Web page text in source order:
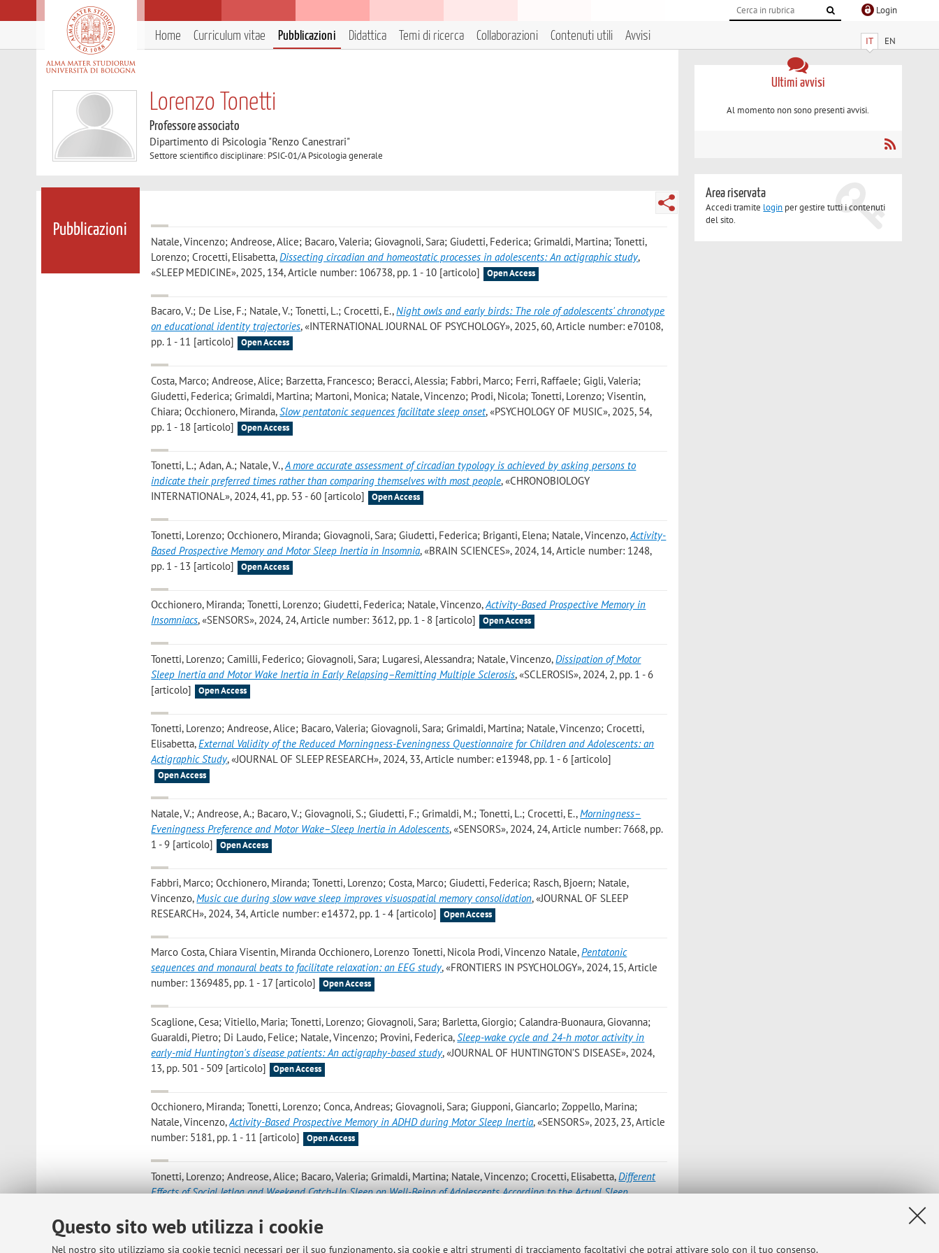
Questo sito web utilizza i cookie
Nel nostro sito utilizziamo sia cookie tecnici necessari per il suo funzionamento, sia cookie e altri strumenti di tracciamento facoltativi che potrai attivare solo con il tuo consenso.
Login
IT EN
Home Curriculum vitae Pubblicazioni Didattica Temi di ricerca Collaborazioni Contenuti utili Avvisi
Lorenzo Tonetti
Professore associato
Dipartimento di Psicologia "Renzo Canestrari"
Settore scientifico disciplinare: PSIC-01/A Psicologia generale
Pubblicazioni
Natale, Vincenzo; Andreose, Alice; Bacaro, Valeria; Giovagnoli, Sara; Giudetti, Federica; Grimaldi, Martina; Tonetti,
Lorenzo; Crocetti, Elisabetta,Dissecting circadian and homeostatic processes in adolescents: An actigraphic study,
«SLEEP MEDICINE», 2025, 134, Article number: 106738, pp. 1 - 10 [articolo]
Open Access
Bacaro, V.; De Lise, F.; Natale, V.; Tonetti, L.; Crocetti, E.,Night owls and early birds: The role of adolescents' chronotype
on educational identity trajectories, «INTERNATIONAL JOURNAL OF PSYCHOLOGY», 2025, 60, Article number: e70108,
pp. 1 - 11 [articolo]
Open Access
Costa, Marco; Andreose, Alice; Barzetta, Francesco; Beracci, Alessia; Fabbri, Marco; Ferri, Raffaele; Gigli, Valeria;
Giudetti, Federica; Grimaldi, Martina; Martoni, Monica; Natale, Vincenzo; Prodi, Nicola; Tonetti, Lorenzo; Visentin,
Chiara; Occhionero, Miranda,Slow pentatonic sequences facilitate sleep onset, «PSYCHOLOGY OF MUSIC», 2025, 54,
pp. 1 - 18 [articolo]
Open Access
Tonetti, L.; Adan, A.; Natale, V.,A more accurate assessment of circadian typology is achieved by asking persons to
indicate their preferred times rather than comparing themselves with most people, «CHRONOBIOLOGY
INTERNATIONAL», 2024, 41, pp. 53 - 60 [articolo]
Open Access
Tonetti, Lorenzo; Occhionero, Miranda; Giovagnoli, Sara; Giudetti, Federica; Briganti, Elena; Natale, Vincenzo,Activity-
Based Prospective Memory and Motor Sleep Inertia in Insomnia, «BRAIN SCIENCES», 2024, 14, Article number: 1248,
pp. 1 - 13 [articolo]
Open Access
Occhionero, Miranda; Tonetti, Lorenzo; Giudetti, Federica; Natale, Vincenzo,Activity-Based Prospective Memory in
Insomniacs, «SENSORS», 2024, 24, Article number: 3612, pp. 1 - 8 [articolo] Open Access
Tonetti, Lorenzo; Camilli, Federico; Giovagnoli, Sara; Lugaresi, Alessandra; Natale, Vincenzo,Dissipation of Motor
Sleep Inertia and Motor Wake Inertia in Early Relapsing–Remitting Multiple Sclerosis, «SCLEROSIS», 2024, 2, pp. 1 - 6
[articolo]
Open Access
Tonetti, Lorenzo; Andreose, Alice; Bacaro, Valeria; Giovagnoli, Sara; Grimaldi, Martina; Natale, Vincenzo; Crocetti,
Elisabetta,External Validity of the Reduced Morningness-Eveningness Questionnaire for Children and Adolescents: an
Actigraphic Study, «JOURNAL OF SLEEP RESEARCH», 2024, 33, Article number: e13948, pp. 1 - 6 [articolo]
Open Access
Natale, V.; Andreose, A.; Bacaro, V.; Giovagnoli, S.; Giudetti, F.; Grimaldi, M.; Tonetti, L.; Crocetti, E.,Morningness–
Eveningness Preference and Motor Wake–Sleep Inertia in Adolescents, «SENSORS», 2024, 24, Article number: 7668, pp.
1 - 9 [articolo]
Open Access
Fabbri, Marco; Occhionero, Miranda; Tonetti, Lorenzo; Costa, Marco; Giudetti, Federica; Rasch, Bjoern; Natale,
Vincenzo,Music cue during slow wave sleep improves visuospatial memory consolidation, «JOURNAL OF SLEEP
RESEARCH», 2024, 34, Article number: e14372, pp. 1 - 4 [articolo]
Open Access
Marco Costa, Chiara Visentin, Miranda Occhionero, Lorenzo Tonetti, Nicola Prodi, Vincenzo Natale,Pentatonic
sequences and monaural beats to facilitate relaxation: an EEG study, «FRONTIERS IN PSYCHOLOGY», 2024, 15, Article
number: 1369485, pp. 1 - 17 [articolo]
Open Access
Scaglione, Cesa; Vitiello, Maria; Tonetti, Lorenzo; Giovagnoli, Sara; Barletta, Giorgio; Calandra-Buonaura, Giovanna;
Guaraldi, Pietro; Di Laudo, Felice; Natale, Vincenzo; Provini, Federica,Sleep-wake cycle and 24-h motor activity in
early-mid Huntington's disease patients: An actigraphy-based study, «JOURNAL OF HUNTINGTON’S DISEASE», 2024,
13, pp. 501 - 509 [articolo]
Open Access
Occhionero, Miranda; Tonetti, Lorenzo; Conca, Andreas; Giovagnoli, Sara; Giupponi, Giancarlo; Zoppello, Marina;
Natale, Vincenzo,Activity-Based Prospective Memory in ADHD during Motor Sleep Inertia, «SENSORS», 2023, 23, Article
number: 5181, pp. 1 - 11 [articolo]
Open Access
Tonetti, Lorenzo; Andreose, Alice; Bacaro, Valeria; Grimaldi, Martina; Natale, Vincenzo; Crocetti, Elisabetta,Different
Effects of Social Jetlag and Weekend Catch-Up Sleep on Well-Being of Adolescents According to the Actual Sleep
number: 574, pp. 1 - 9 [articolo] Open Access
Ultimi avvisi
Al momento non sono presenti avvisi.
Area riservata
Accedi tramite login per gestire tutti i contenuti
del sito.